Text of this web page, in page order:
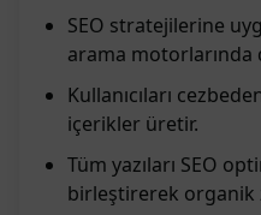
SEO stratejilerine
arama
Kullanıcıları
içerikler üretir.
Tüm yazıları SEO
birleştirerek organik